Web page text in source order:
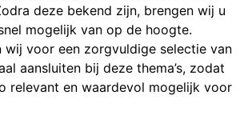
deze bekend zijn, brengen wij u
mogelijk van op de hoogte.
wij voor een zorgvuldige selectie van
aansluiten bij deze thema’s, zodat
relevant en waardevol mogelijk voor